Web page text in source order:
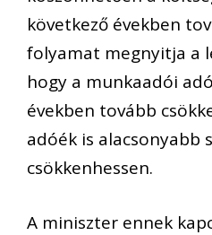
következő években
folyamat megnyitja a
hogy a munkaadói
években tovább
adóék is alacsonyabb
csökkenhessen.
A miniszter ennek